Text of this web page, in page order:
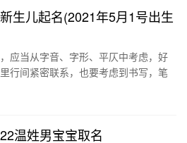
生儿起名(2021年5月1号出生
应当从字音、字形、平仄中考虑，好
行间紧密联系，也要考虑到书写，笔
温姓男宝宝取名